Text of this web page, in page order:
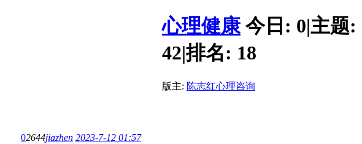
心理健康 今日: 0|主题:
42|排名: 18
版主: 陈志红心理咨询
02644jiazhen 2023-7-12 01:57